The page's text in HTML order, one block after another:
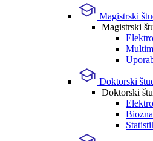
Magistrski
Magistrski
Doktorski
Doktorski